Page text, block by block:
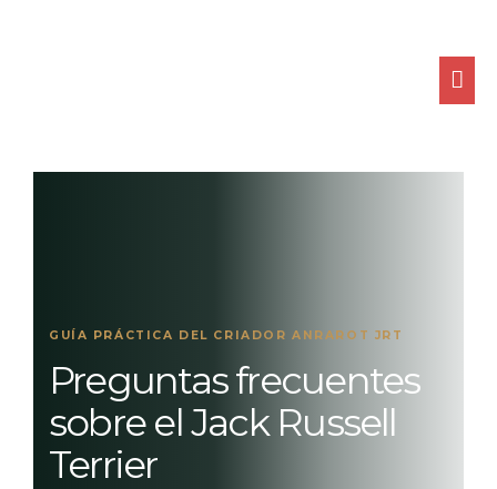
GUÍA PRÁCTICA DEL CRIADOR ANRAROT JRT
Preguntas frecuentes
sobre el Jack Russell
Terrier